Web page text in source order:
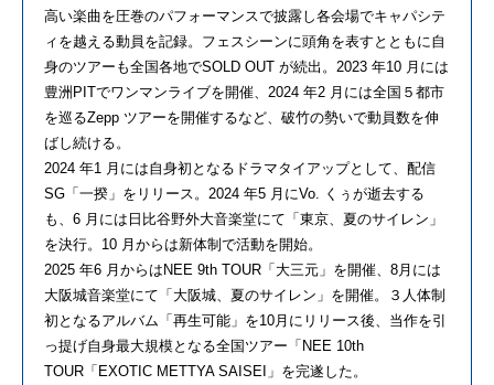
高い楽曲を圧巻のパフォーマンスで披露し各会場でキャパシテ
ィを越える動員を記録。フェスシーンに頭角を表すとともに自
身のツアーも全国各地でSOLD OUT が続出。2023 年10 月には
豊洲PITでワンマンライブを開催、2024 年2 月には全国５都市
を巡るZepp ツアーを開催するなど、破竹の勢いで動員数を伸
ばし続ける。
2024 年1 月には自身初となるドラマタイアップとして、配信
SG「一揆」をリリース。2024 年5 月にVo. くぅが逝去する
も、6 月には日比谷野外大音楽堂にて「東京、夏のサイレン」
を決行。10 月からは新体制で活動を開始。
2025 年6 月からはNEE 9th TOUR「大三元」を開催、8月には
大阪城音楽堂にて「大阪城、夏のサイレン」を開催。３人体制
初となるアルバム「再生可能」を10月にリリース後、当作を引
っ提げ自身最大規模となる全国ツアー「NEE 10th
TOUR「EXOTIC METTYA SAISEI」を完遂した。